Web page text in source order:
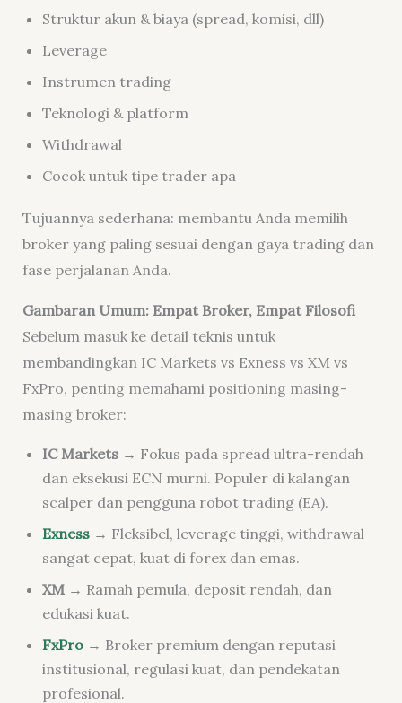
Struktur akun & biaya (spread, komisi, dll)
Leverage
Instrumen trading
Teknologi & platform
Withdrawal
Cocok untuk tipe trader apa
Tujuannya sederhana: membantu Anda memilih
broker yang paling sesuai dengan gaya trading dan
fase perjalanan Anda.
Gambaran Umum: Empat Broker, Empat Filosofi
Sebelum masuk ke detail teknis untuk
membandingkan IC Markets vs Exness vs XM vs
FxPro, penting memahami positioning masing-
masing broker:
IC Markets→ Fokus pada spread ultra-rendah
dan eksekusi ECN murni. Populer di kalangan
scalper dan pengguna robot trading (EA).
Exness→ Fleksibel, leverage tinggi, withdrawal
sangat cepat, kuat di forex dan emas.
XM→ Ramah pemula, deposit rendah, dan
edukasi kuat.
FxPro→ Broker premium dengan reputasi
institusional, regulasi kuat, dan pendekatan
profesional.